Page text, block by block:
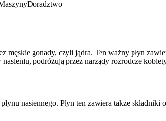
Doradztwo
męskie gonady, czyli jądra. Ten ważny płyn
podróżują przez narządy rozrodcze
nasiennego. Płyn ten zawiera także